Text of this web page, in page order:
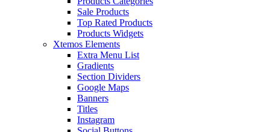
Sale Products
Top Rated Products
Products Widgets
Xtemos Elements
Extra Menu List
Gradients
Section Dividers
Google Maps
Banners
Titles
Instagram